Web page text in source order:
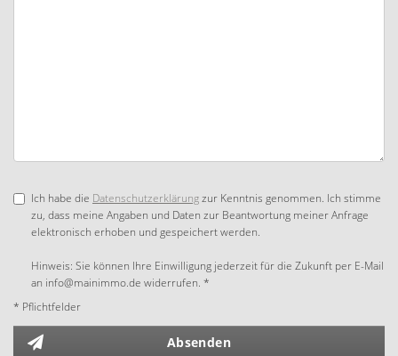
Ich habe die Datenschutzerklärungzur Kenntnis genommen. Ich stimme
zu, dass meine Angaben und Daten zur Beantwortung meiner Anfrage
elektronisch erhoben und gespeichert werden.
Hinweis: Sie können Ihre Einwilligung jederzeit für die Zukunft per E-Mail
an info@mainimmo.de widerrufen. *
* Pflichtfelder
Absenden